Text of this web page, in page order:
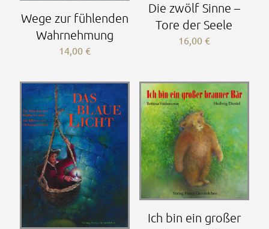
Wege zur fühlenden
Wahrnehmung
14,00€
Die zwölf Sinne –
Tore der Seele
16,00 €
Ich bin ein großer